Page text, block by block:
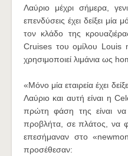
Λαύριο μέχρι σήμερα,
επενδύσεις έχει δείξει μία
τον κλάδο της
Cruises του ομίλου Louis
χρησιμοποιεί λιμάνια ως
«Μόνο μία εταιρεία έχει
Λαύριο και αυτή είναι η
πρώτη φάση της είναι να
προβλήτα, σε πλάτος, να
επεσήμαναν στο
προσέθεσαν: